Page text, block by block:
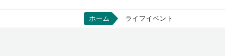
ホーム ライフイベント